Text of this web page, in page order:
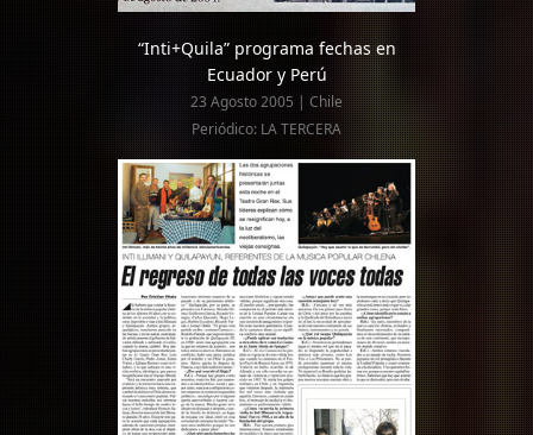
“Inti+Quila” programa fechas en
Ecuador y Perú
23 Agosto 2005 | Chile
Periódico: LA TERCERA